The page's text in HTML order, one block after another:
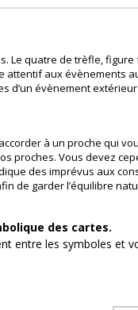
Le quatre de trèfle,
aux évènements
d’un évènement
à un proche qui
proches. Vous devez
des imprévus aux
de garder l’équilibre
des cartes.
entre les symboles et